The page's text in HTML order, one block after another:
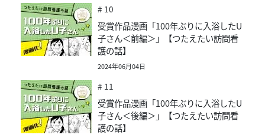
# 10
受賞作品漫画「100年ぶりに入浴したU
子さん＜前編＞」【つたえたい訪問看
護の話】
2024年06月04日
# 11
受賞作品漫画「100年ぶりに入浴したU
子さん＜後編＞」【つたえたい訪問看
護の話】